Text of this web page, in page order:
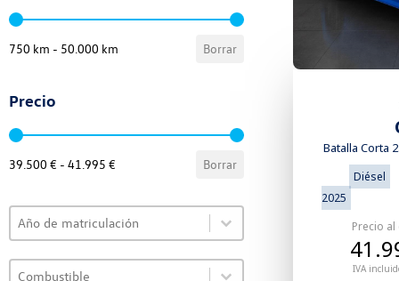
VO Selector de kilómetros
750 km - 50.000 km Borrar
Precio
VO Selector de precio
39.500 € - 41.995 € Borrar
VO Selector de año
Select content
Select content
VO Selector de combustible
Select content
Select content
Batalla Corta
Diésel
2025
Precio
IVA